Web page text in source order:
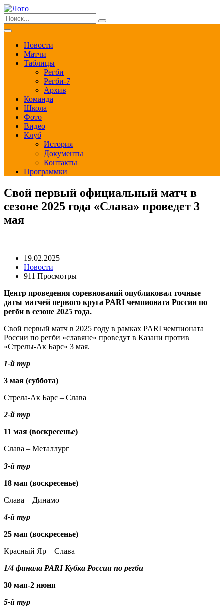
Новости
Матчи
Таблицы
Регби
Регби-7
Архив
Команда
Школа
Фото
Видео
Клуб
История
Документы
Контакты
Программки
Свой первый официальный матч в
сезоне 2025 года «Слава» проведет 3
мая
19.02.2025
Новости
911 Просмотры
Центр проведения соревнований опубликовал точные
даты матчей первого круга PARI чемпионата России по
регби в сезоне 2025 года.
Свой первый матч в 2025 году в рамках PARI чемпионата
России по регби «славяне» проведут в Казани против
«Стрелы-Ак Барс» 3 мая.
1-й тур
3 мая (суббота)
Стрела-Ак Барс – Слава
2-й тур
11 мая (воскресенье)
Слава – Металлург
3-й тур
18 мая (воскресенье)
Слава – Динамо
4-й тур
25 мая (воскресенье)
Красный Яр – Слава
1/4 финала PARI Кубка России по регби
30 мая-2 июня
5-й тур